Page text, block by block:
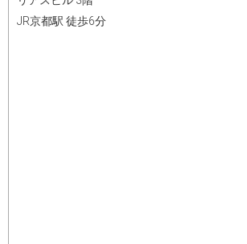
JR京都駅 徒歩6分